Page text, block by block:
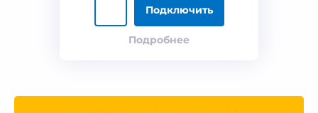
Подключить
Подробнее